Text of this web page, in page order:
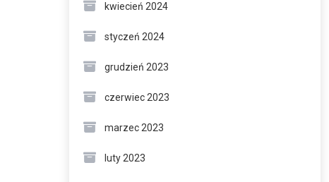
kwiecień 2024
styczeń 2024
grudzień 2023
czerwiec 2023
marzec 2023
luty 2023